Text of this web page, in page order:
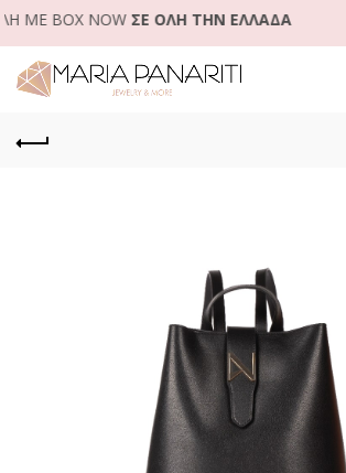
BOX NOWΣΕ ΟΛΗ ΤΗΝ ΕΛΛΑΔΑ